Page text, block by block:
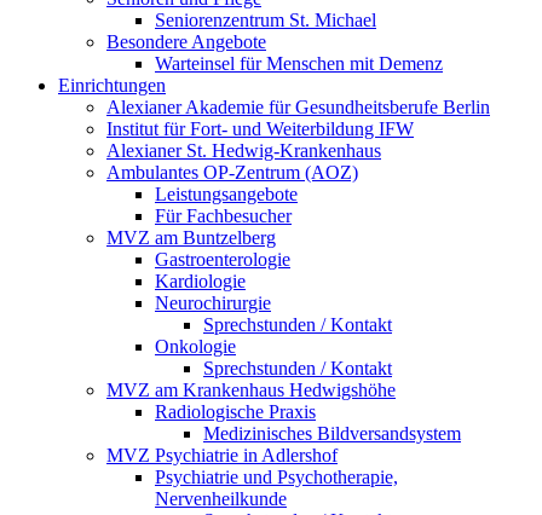
Seniorenzentrum St. Michael
Besondere Angebote
Warteinsel für Menschen mit Demenz
Einrichtungen
Alexianer Akademie für Gesundheitsberufe Berlin
Institut für Fort- und Weiterbildung IFW
Alexianer St. Hedwig-Krankenhaus
Ambulantes OP-Zentrum (AOZ)
Leistungsangebote
Für Fachbesucher
MVZ am Buntzelberg
Gastroenterologie
Kardiologie
Neurochirurgie
Sprechstunden / Kontakt
Onkologie
Sprechstunden / Kontakt
MVZ am Krankenhaus Hedwigshöhe
Radiologische Praxis
Medizinisches Bildversandsystem
MVZ Psychiatrie in Adlershof
Psychiatrie und Psychotherapie,
Nervenheilkunde